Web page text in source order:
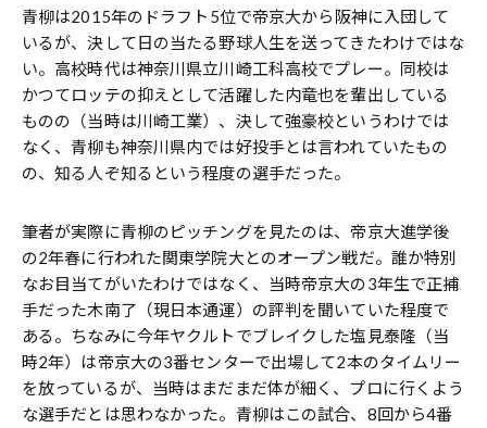
青柳は2015年のドラフト5位で帝京大から阪神に入団して
いるが、決して日の当たる野球人生を送ってきたわけではな
い。高校時代は神奈川県立川崎工科高校でプレー。同校は
かつてロッテの抑えとして活躍した内竜也を輩出している
ものの（当時は川崎工業）、決して強豪校というわけでは
なく、青柳も神奈川県内では好投手とは言われていたもの
の、知る人ぞ知るという程度の選手だった。
筆者が実際に青柳のピッチングを見たのは、帝京大進学後
の2年春に行われた関東学院大とのオープン戦だ。誰か特別
なお目当てがいたわけではなく、当時帝京大の3年生で正捕
手だった木南了（現日本通運）の評判を聞いていた程度で
ある。ちなみに今年ヤクルトでブレイクした塩見泰隆（当
時2年）は帝京大の3番センターで出場して2本のタイムリー
を放っているが、当時はまだまだ体が細く、プロに行くよう
な選手だとは思わなかった。青柳はこの試合、8回から4番